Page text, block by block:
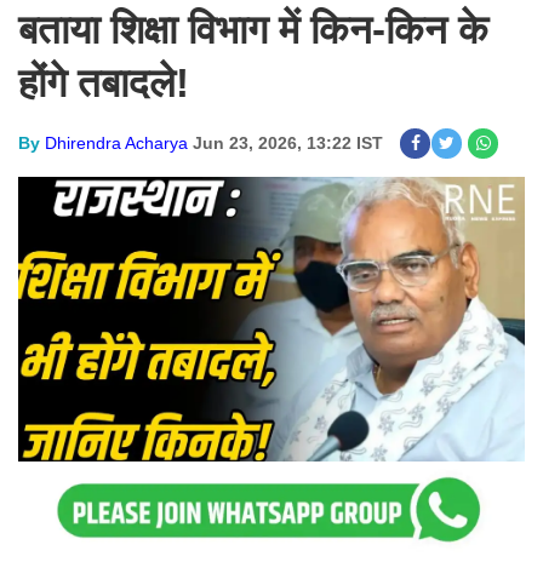
बताया शिक्षा विभाग में किन-किन के
होंगे तबादले!
By Dhirendra Acharya Jun 23, 2026, 13:22 IST